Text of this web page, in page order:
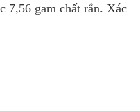
7,56 gam chất rắn. Xác